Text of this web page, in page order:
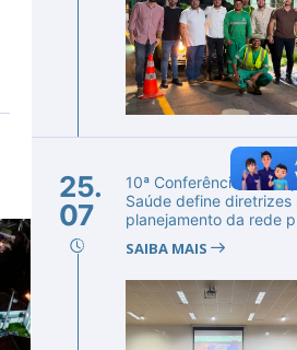
25.
07
10ª Conferência
Saúde define diretrizes
planejamento da rede
SAIBA MAIS